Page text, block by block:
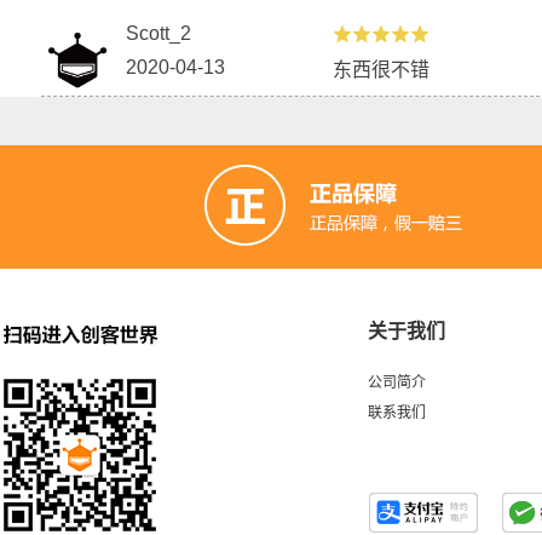
Scott_2
2020-04-13
东西很不错
关于我们
公司简介
联系我们